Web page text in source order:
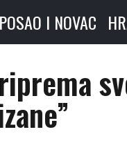
POSAO I NOVAC